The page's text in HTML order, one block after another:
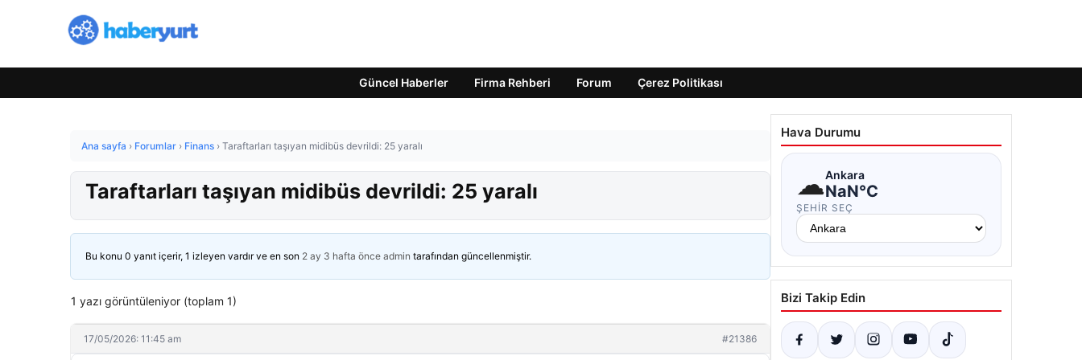
Güncel Haberler Firma Rehberi Forum Çerez Politikası
Ana sayfa › Forumlar › Finans › Taraftarları taşıyan midibüs devrildi: 25 yaralı
Taraftarları taşıyan midibüs devrildi: 25 yaralı
Bu konu 0 yanıt içerir, 1 izleyen vardır ve en son 2 ay 3 hafta önce admin tarafından güncellenmiştir.
1 yazı görüntüleniyor (toplam 1)
17/05/2026: 11:45 am #21386
Hava Durumu
☁Ankara
NaN°C
ŞEHIR SEÇ
Bizi Takip Edin